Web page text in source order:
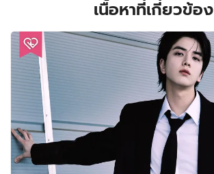
เนื้อหาที่เกี่ยวข้อง